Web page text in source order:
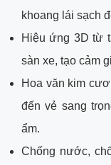
khoang lái sạch
Hiệu ứng 3D từ
sàn xe, tạo cảm
Hoa văn kim
đến vẻ sang
ẩm.
Chống nước,